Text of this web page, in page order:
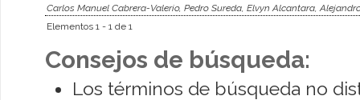
Carlos Manuel Cabrera-Valerio, Pedro Sureda, Elvyn Alcantara,
Elementos 1 - 1 de 1
Consejos de búsqueda:
Los términos de búsqueda no